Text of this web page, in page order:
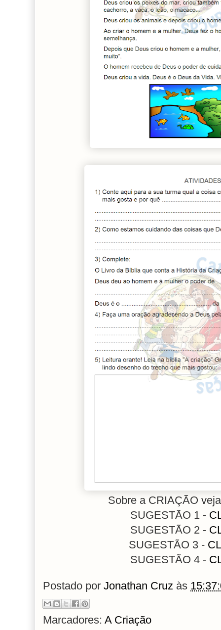
Sobre a CRIAÇÃO
SUGESTÃO 1 -
SUGESTÃO 2 -
SUGESTÃO 3 -
SUGESTÃO 4 -
Postado por Jonathan Cruz às
Marcadores: A Criação